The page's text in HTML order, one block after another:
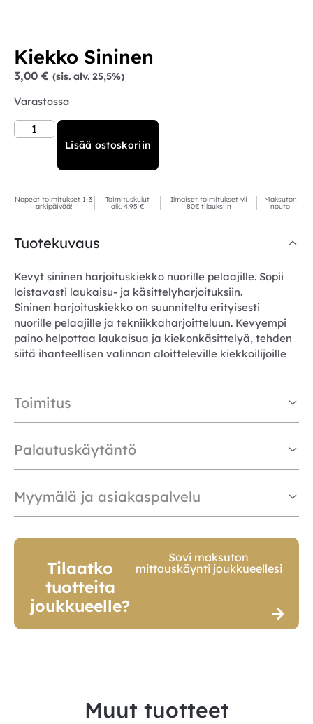
Kiekko Sininen
3,00 € (sis. alv. 25,5%)
Varastossa
Lisää ostoskoriin
Nopeat toimitukset 1-3
arkipäivää!
Toimituskulut
alk. 4,95 €
Ilmaiset toimitukset yli
80€ tilauksiin
Maksuton
nouto
Tuotekuvaus
Kevyt sininen harjoituskiekko nuorille pelaajille. Sopii
loistavasti laukaisu- ja käsittelyharjoituksiin.
Sininen harjoituskiekko on suunniteltu erityisesti
nuorille pelaajille ja tekniikkaharjoitteluun. Kevyempi
paino helpottaa laukaisua ja kiekonkäsittelyä, tehden
siitä ihanteellisen valinnan aloitteleville kiekkoilijoille
Toimitus
Palautuskäytäntö
Myymälä ja asiakaspalvelu
Tilaatko
tuotteita
joukkueelle?
Sovi maksuton
mittauskäynti joukkueellesi
Muut tuotteet